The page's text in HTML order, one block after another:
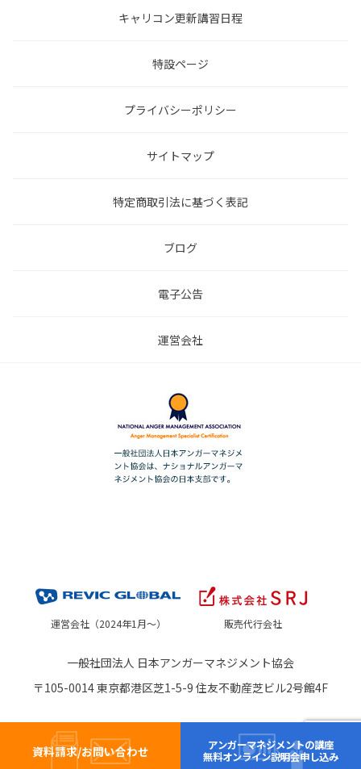
キャリコン更新講習日程
特設ページ
プライバシーポリシー
サイトマップ
特定商取引法に基づく表記
ブログ
電子公告
運営会社
運営会社（2024年1月～） 販売代行会社
一般社団法人 日本アンガーマネジメント協会
〒105-0014 東京都港区芝1-5-9 住友不動産芝ビル2号館4F
資料請求/お問い合わせ
アンガーマネジメントの講座
無料オンライン説明会申し込み